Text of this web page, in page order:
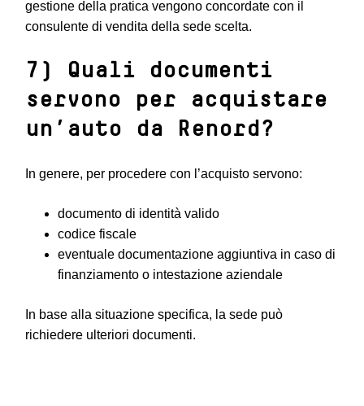
gestione della pratica vengono concordate con il
consulente di vendita della sede scelta.
7) Quali documenti
servono per acquistare
un’auto da Renord?
In genere, per procedere con l’acquisto servono:
documento di identità valido
codice fiscale
eventuale documentazione aggiuntiva in caso di
finanziamento o intestazione aziendale
In base alla situazione specifica, la sede può
richiedere ulteriori documenti.